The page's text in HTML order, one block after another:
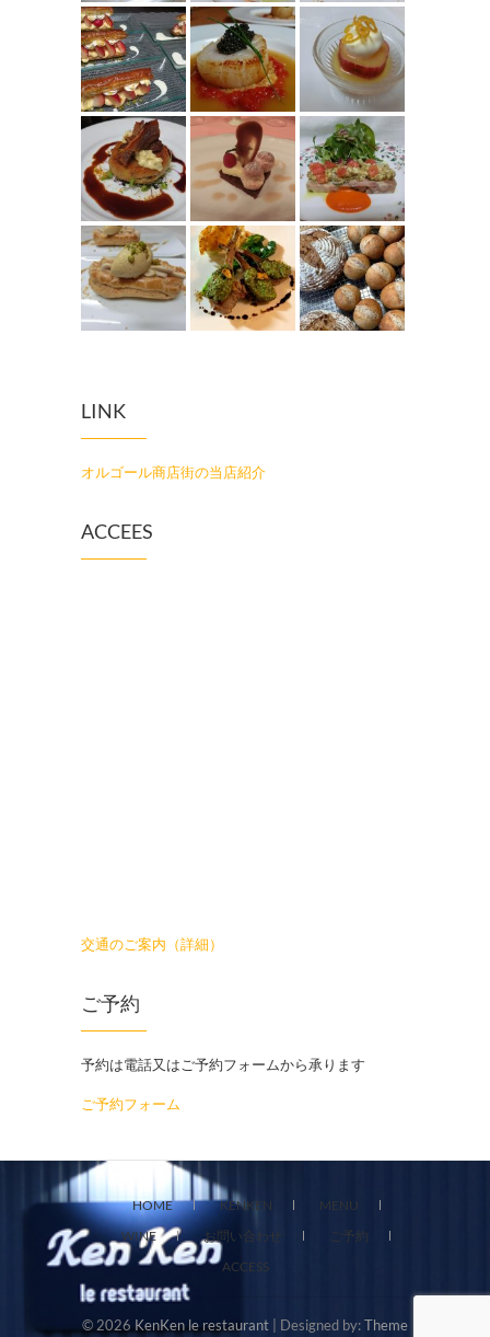
LINK
オルゴール商店街の当店紹介
ACCEES
交通のご案内（詳細）
ご予約
予約は電話又はご予約フォームから承ります
ご予約フォーム
HOME KENKEN
MENU
WINE
お問い合わせ
ご予約
ACCESS
© 2026 KenKen le restaurant | Designed by:Theme